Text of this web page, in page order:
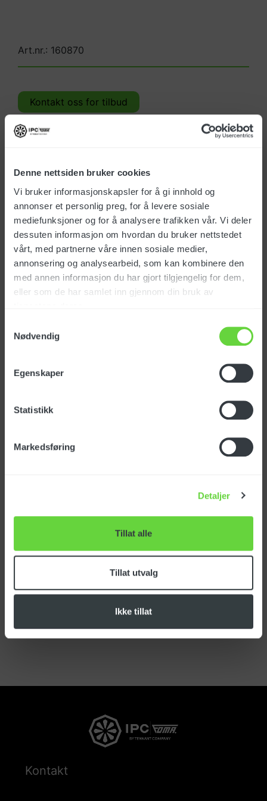
Denne nettsiden bruker cookies
Vi bruker informasjonskapsler for å gi innhold og
annonser et personlig preg, for å levere sosiale
mediefunksjoner og for å analysere trafikken vår. Vi deler
dessuten informasjon om hvordan du bruker nettstedet
vårt, med partnerne våre innen sosiale medier,
annonsering og analysearbeid, som kan kombinere den
med annen informasjon du har gjort tilgjengelig for dem,
eller som de har samlet inn gjennom din bruk av
Nødvendig
Egenskaper
Statistikk
Markedsføring
Detaljer
Tillat alle
Tillat utvalg
Ikke tillat
Art.nr.: 160870
Kontakt oss for tilbud
Varenummer: 160870
System som forhindre vannsøl ved at man spyler
tilbake i vanntanken når man skal varme opp
vannet
Spesifikasjoner
Kontakt